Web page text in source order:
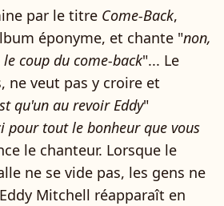
par le titre Come-Back,
éponyme, et chante "non,
coup du come-back"... Le
ne veut pas y croire et
qu'un au revoir Eddy"
pour tout le bonheur que vous
le chanteur. Lorsque le
ne se vide pas, les gens ne
Mitchell réapparaît en